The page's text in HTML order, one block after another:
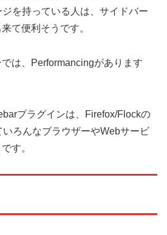
を持っている人は、サイドバー
て便利そうです。
は、Performancingがあります
プラグインは、Firefox/Flockの
ろんなブラウザーやWebサービ
す。